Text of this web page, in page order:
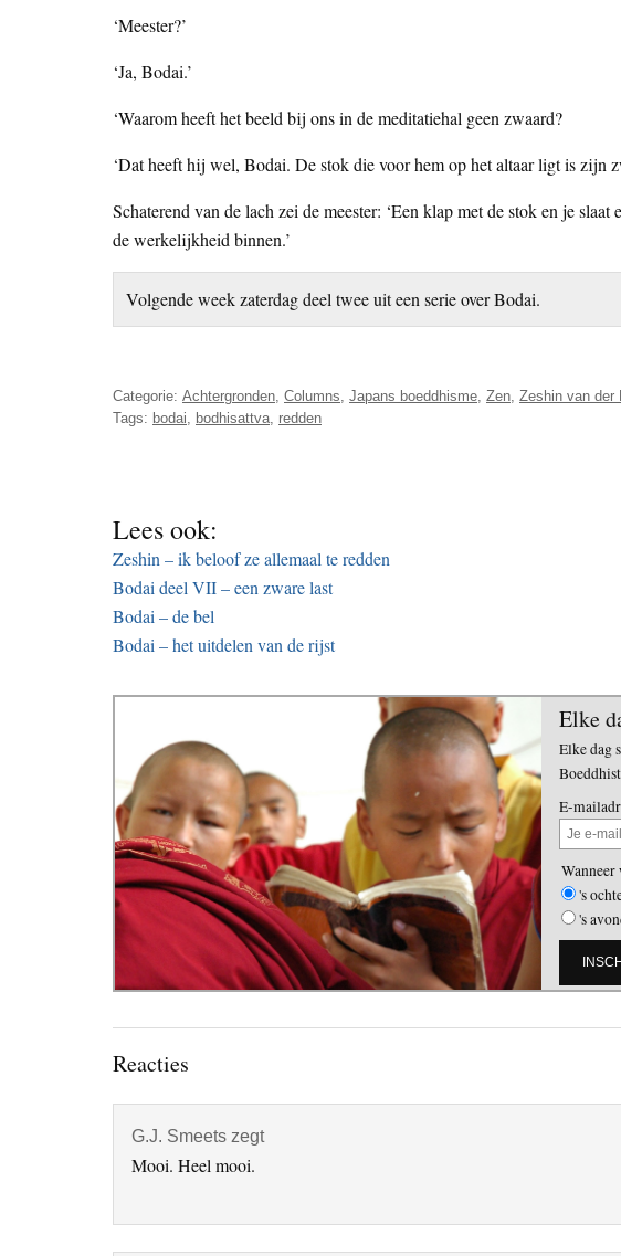
‘Meester?’
‘Ja, Bodai.’
‘Waarom heeft het beeld bij ons in de meditatiehal geen zwaard?
‘Dat heeft hij wel, Bodai. De stok die voor hem op het altaar ligt is zijn
Schaterend van de lach zei de meester: ‘Een klap met de stok en je
de werkelijkheid binnen.’
Volgende week zaterdag deel twee uit een serie over Bodai.
Categorie: Achtergronden, Columns, Japans boeddhisme, Zen, Zeshin van der
Tags: bodai, bodhisattva, redden
Lees ook:
Zeshin – ik beloof ze allemaal te redden
Bodai deel VII – een zware last
Bodai – de bel
Bodai – het uitdelen van de rijst
Elke
Elke dag
E-
's
's
Lees
Reacties
G.J. Smeets zegt
Mooi. Heel mooi.